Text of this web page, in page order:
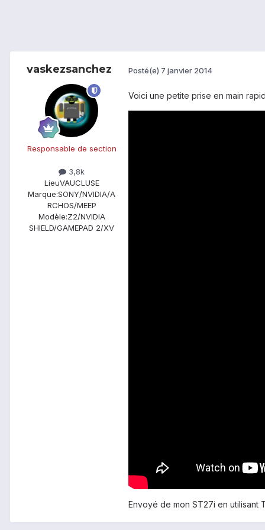
vaskezsanchez
Responsable de section
3,8k
LieuVAUCLUSE
Marque:SONY/NVIDIA/A
RCHOS/MEEP
Modèle:Z2/NVIDIA
SHIELD/GAMEPAD 2/XV
Posté(e) 7 janvier 2014
Voici une petite prise en main
Envoyé de mon ST27i en utilisant